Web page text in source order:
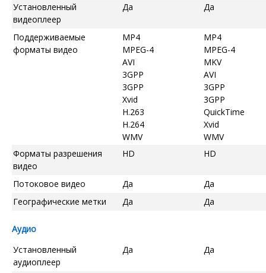
Установленный
видеоплеер
Да Да
Поддерживаемые
форматы видео
MP4
MPEG-4
AVI
3GPP
3GPP
Xvid
H.263
H.264
WMV
MP4
MPEG-4
MKV
AVI
3GPP
3GPP
QuickTime
Xvid
WMV
Форматы разрешения
видео
HD HD
Потоковое видео Да
Да
Географические метки
Да Да
Аудио
Установленный
аудиоплеер
Да Да